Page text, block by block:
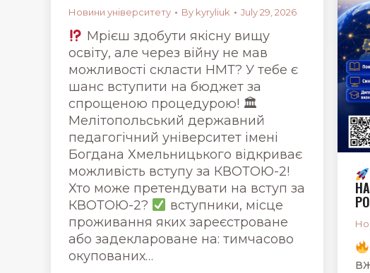
Новини університету By kyryliuk July 29, 2026
Мрієш здобути якісну вищу
освіту, але через війну не мав
можливості скласти НМТ? У тебе є
шанс вступити на бюджет за
спрощеною процедурою! 🏛
Мелітопольський державний
педагогічний університет імені
Богдана Хмельницького відкриває
можливість вступу за КВОТОЮ-2!
Хто може претендувати на вступ за
КВОТОЮ-2?
вступники, місце
проживання яких зареєстроване
або задеклароване на: тимчасово
окупованих…